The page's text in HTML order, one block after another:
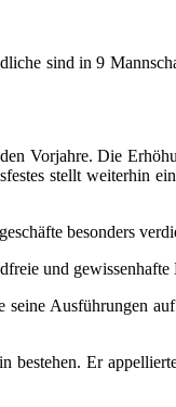
sind in 9
Vorjahre. Die
stellt weiterhin
besonders
und gewissenhafte
Ausführungen
Er